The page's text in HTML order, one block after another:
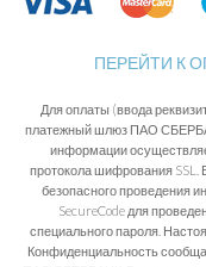
ПЕРЕЙТИ К
Для оплаты (ввода
платежный шлюз ПАО
информации
протокола шифрования SSL.
безопасного проведения
SecureCode для
специального пароля.
Конфиденциальность